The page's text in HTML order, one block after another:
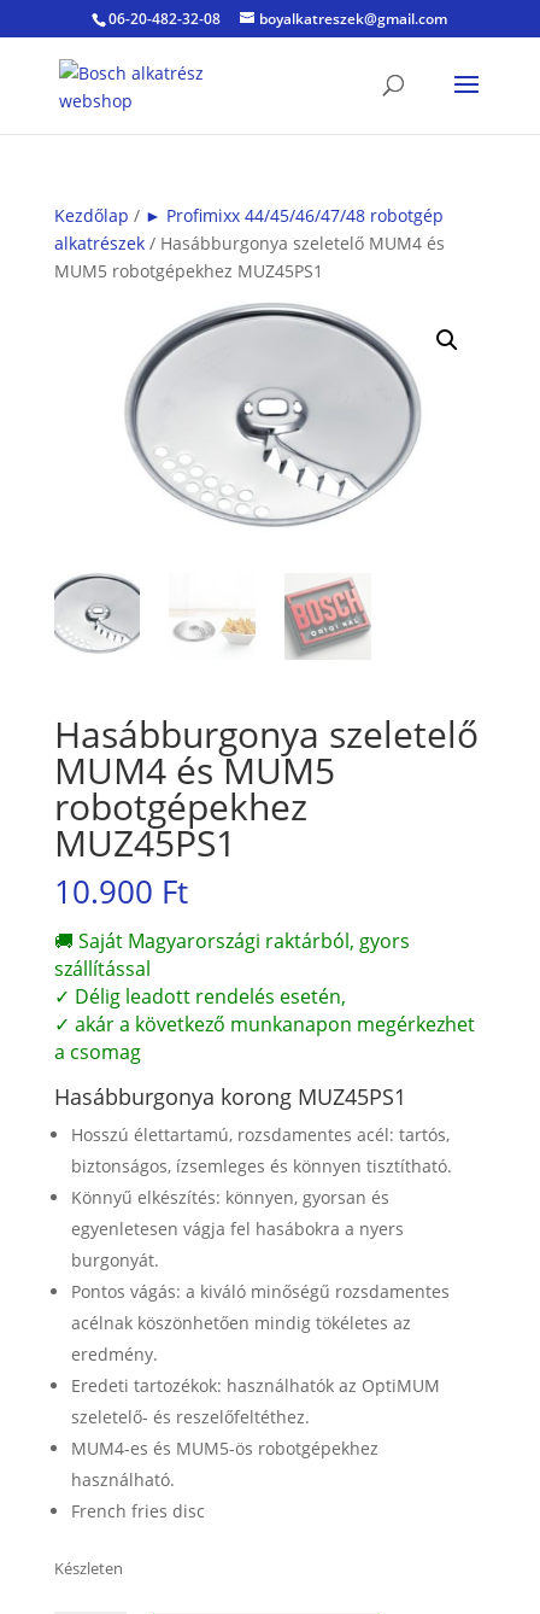
06-20-482-32-08 boyalkatreszek@gmail.com
Kezdőlap / ► Profimixx 44/45/46/47/48 robotgép
alkatrészek/ Hasábburgonya szeletelő MUM4 és
MUM5 robotgépekhez MUZ45PS1
Hasábburgonya szeletelő
MUM4 és MUM5
robotgépekhez
MUZ45PS1
10.900 Ft
🚚 Saját Magyarországi raktárból, gyors
szállítással
✓ Délig leadott rendelés esetén,
✓ akár a következő munkanapon megérkezhet
a csomag
Hasábburgonya korong MUZ45PS1
Hosszú élettartamú, rozsdamentes acél: tartós,
biztonságos, ízsemleges és könnyen tisztítható.
Könnyű elkészítés: könnyen, gyorsan és
egyenletesen vágja fel hasábokra a nyers
burgonyát.
Pontos vágás: a kiváló minőségű rozsdamentes
acélnak köszönhetően mindig tökéletes az
eredmény.
Eredeti tartozékok: használhatók az OptiMUM
szeletelő- és reszelőfeltéthez.
MUM4-es és MUM5-ös robotgépekhez
használható.
French fries disc
Készleten